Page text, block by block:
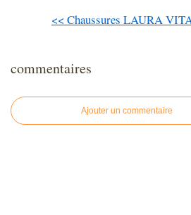
<< Chaussures LAURA
commentaires
Ajouter un commentaire